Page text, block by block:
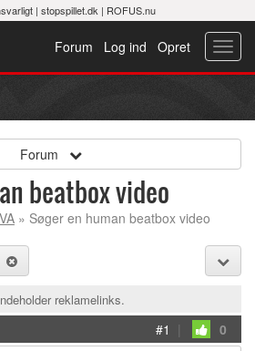
| stopspillet.dk | ROFUS.nu
Opret
Log ind
Forum
Forum
beatbox video
» Søger en human beatbox video
reklamelinks.
#1 | 0